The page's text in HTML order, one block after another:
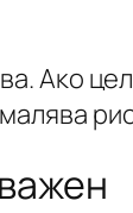
Ако